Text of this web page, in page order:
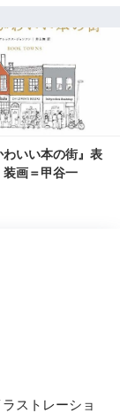
わいい本の街』表
装画＝甲谷一
ストレーショ